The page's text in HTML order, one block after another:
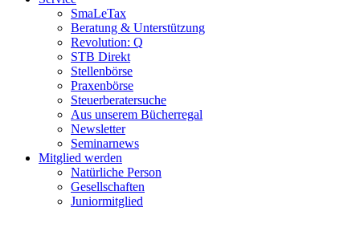
SmaLeTax
Beratung & Unterstützung
Revolution: Q
STB Direkt
Stellenbörse
Praxenbörse
Steuerberatersuche
Aus unserem Bücherregal
Newsletter
Seminarnews
Mitglied werden
Natürliche Person
Gesellschaften
Juniormitglied